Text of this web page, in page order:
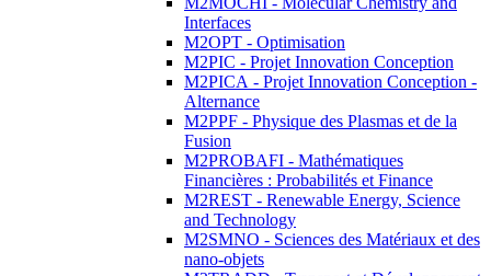
Interfaces
M2OPT - Optimisation
M2PIC - Projet Innovation Conception
M2PICA - Projet Innovation Conception -
Alternance
M2PPF - Physique des Plasmas et de la
Fusion
M2PROBAFI - Mathématiques
Financières : Probabilités et Finance
M2REST - Renewable Energy, Science
and Technology
M2SMNO - Sciences des Matériaux et des
nano-objets